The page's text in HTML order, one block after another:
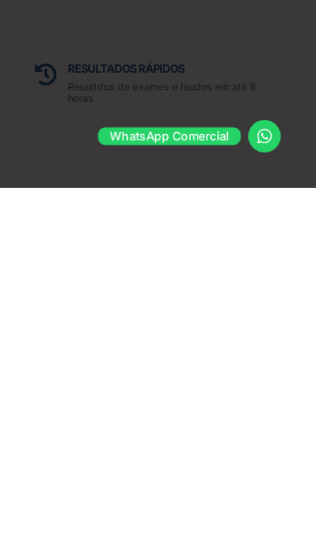
 RESULTADOS RÁPIDOS
Resultdos de exames e laudos em até 8
horas
WhatsApp Comercial